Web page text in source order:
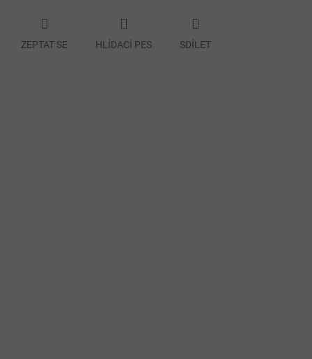
ZEPTAT SE HLÍDACÍ PES SDÍLET